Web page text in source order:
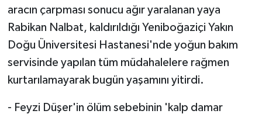
aracın çarpması sonucu ağır yaralanan yaya
Rabikan Nalbat, kaldırıldığı Yeniboğaziçi Yakın
Doğu Üniversitesi Hastanesi'nde yoğun bakım
servisinde yapılan tüm müdahalelere rağmen
kurtarılamayarak bugün yaşamını yitirdi.
- Feyzi Düşer'in ölüm sebebinin 'kalp damar
SİYASET
SPOR
TATLISU